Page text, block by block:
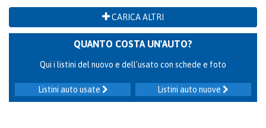
CARICA ALTRI
QUANTO COSTA UN'AUTO?
Qui i listini del nuovo e dell'usato con schede e foto
Listini auto nuove
Listini auto usate